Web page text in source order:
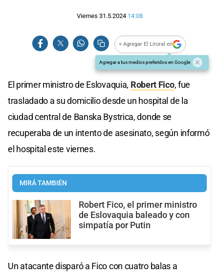
Viernes 31.5.2024 14:08
+ Agregar El Litoral en
Agregar a tus medios preferidos en Google
El primer ministro de Eslovaquia, Robert Fico, fue
trasladado a su domicilio desde un hospital de la
ciudad central de Banska Bystrica, donde se
recuperaba de un intento de asesinato, según informó
el hospital este viernes.
MIRÁ TAMBIÉN
Robert Fico, el primer ministro
de Eslovaquia baleado y con
simpatía por Putin
Un atacante disparó a Fico con cuatro balas a